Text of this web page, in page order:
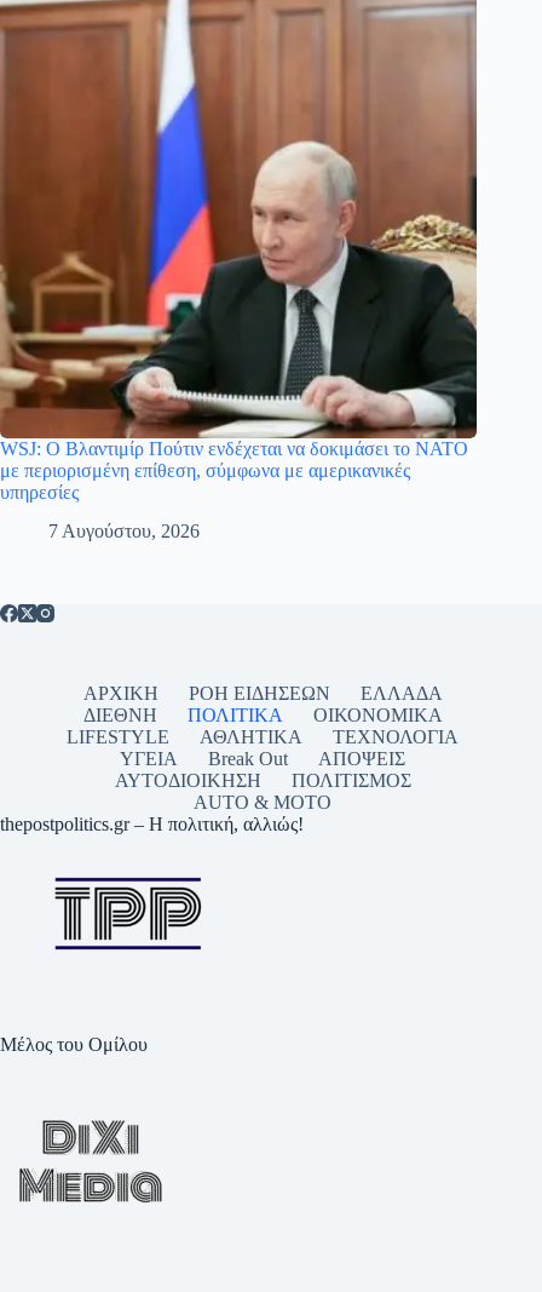
WSJ: Ο Βλαντιμίρ Πούτιν ενδέχεται να δοκιμάσει το ΝΑΤΟ
με περιορισμένη επίθεση, σύμφωνα με αμερικανικές
υπηρεσίες
7 Αυγούστου, 2026
ΑΡΧΙΚΗ ΡΟΗ ΕΙΔΗΣΕΩΝ
ΕΛΛΑΔΑ
ΔΙΕΘΝΗ
ΠΟΛΙΤΙΚΑ
ΟΙΚΟΝΟΜΙΚΑ
LIFESTYLE
ΑΘΛΗΤΙΚΑ
ΤΕΧΝΟΛΟΓΙΑ
ΥΓΕΙΑ
Break Out
ΑΠΟΨΕΙΣ
ΑΥΤΟΔΙΟΙΚΗΣΗ
ΠΟΛΙΤΙΣΜΟΣ
AUTO & MOTO
thepostpolitics.gr – Η πολιτική, αλλιώς!
Μέλος του Ομίλου